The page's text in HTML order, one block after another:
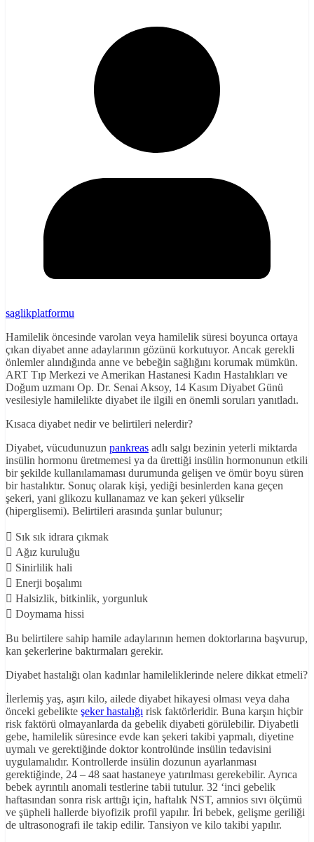
saglikplatformu
Hamilelik öncesinde varolan veya hamilelik süresi boyunca ortaya
çıkan diyabet anne adaylarının gözünü korkutuyor. Ancak gerekli
önlemler alındığında anne ve bebeğin sağlığını korumak mümkün.
ART Tıp Merkezi ve Amerikan Hastanesi Kadın Hastalıkları ve
Doğum uzmanı Op. Dr. Senai Aksoy, 14 Kasım Diyabet Günü
vesilesiyle hamilelikte diyabet ile ilgili en önemli soruları yanıtladı.
Kısaca diyabet nedir ve belirtileri nelerdir?
Diyabet, vücudunuzun pankreas adlı salgı bezinin yeterli miktarda
insülin hormonu üretmemesi ya da ürettiği insülin hormonunun etkili
bir şekilde kullanılamaması durumunda gelişen ve ömür boyu süren
bir hastalıktır. Sonuç olarak kişi, yediği besinlerden kana geçen
şekeri, yani glikozu kullanamaz ve kan şekeri yükselir
(hiperglisemi). Belirtileri arasında şunlar bulunur;
 Sık sık idrara çıkmak
 Ağız kuruluğu
 Sinirlilik hali
 Enerji boşalımı
 Halsizlik, bitkinlik, yorgunluk
 Doymama hissi
Bu belirtilere sahip hamile adaylarının hemen doktorlarına başvurup,
kan şekerlerine baktırmaları gerekir.
Diyabet hastalığı olan kadınlar hamileliklerinde nelere dikkat etmeli?
İlerlemiş yaş, aşırı kilo, ailede diyabet hikayesi olması veya daha
önceki gebelikte şeker hastalığı risk faktörleridir. Buna karşın hiçbir
risk faktörü olmayanlarda da gebelik diyabeti görülebilir. Diyabetli
gebe, hamilelik süresince evde kan şekeri takibi yapmalı, diyetine
uymalı ve gerektiğinde doktor kontrolünde insülin tedavisini
uygulamalıdır. Kontrollerde insülin dozunun ayarlanması
gerektiğinde, 24 – 48 saat hastaneye yatırılması gerekebilir. Ayrıca
bebek ayrıntılı anomali testlerine tabii tutulur. 32 ‘inci gebelik
haftasından sonra risk arttığı için, haftalık NST, amnios sıvı ölçümü
ve şüpheli hallerde biyofizik profil yapılır. İri bebek, gelişme geriliği
de ultrasonografi ile takip edilir. Tansiyon ve kilo takibi yapılır.